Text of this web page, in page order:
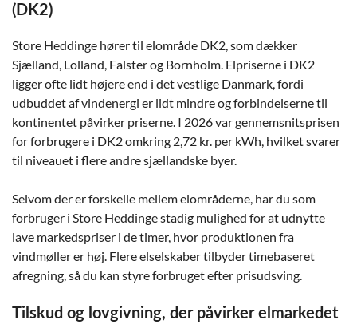
(DK2)
Store Heddinge hører til elområde DK2, som dækker
Sjælland, Lolland, Falster og Bornholm. Elpriserne i DK2
ligger ofte lidt højere end i det vestlige Danmark, fordi
udbuddet af vindenergi er lidt mindre og forbindelserne til
kontinentet påvirker priserne. I 2026 var gennemsnitsprisen
for forbrugere i DK2 omkring 2,72 kr. per kWh, hvilket svarer
til niveauet i flere andre sjællandske byer.
Selvom der er forskelle mellem elområderne, har du som
forbruger i Store Heddinge stadig mulighed for at udnytte
lave markedspriser i de timer, hvor produktionen fra
vindmøller er høj. Flere elselskaber tilbyder timebaseret
afregning, så du kan styre forbruget efter prisudsving.
Tilskud og lovgivning, der påvirker elmarkedet